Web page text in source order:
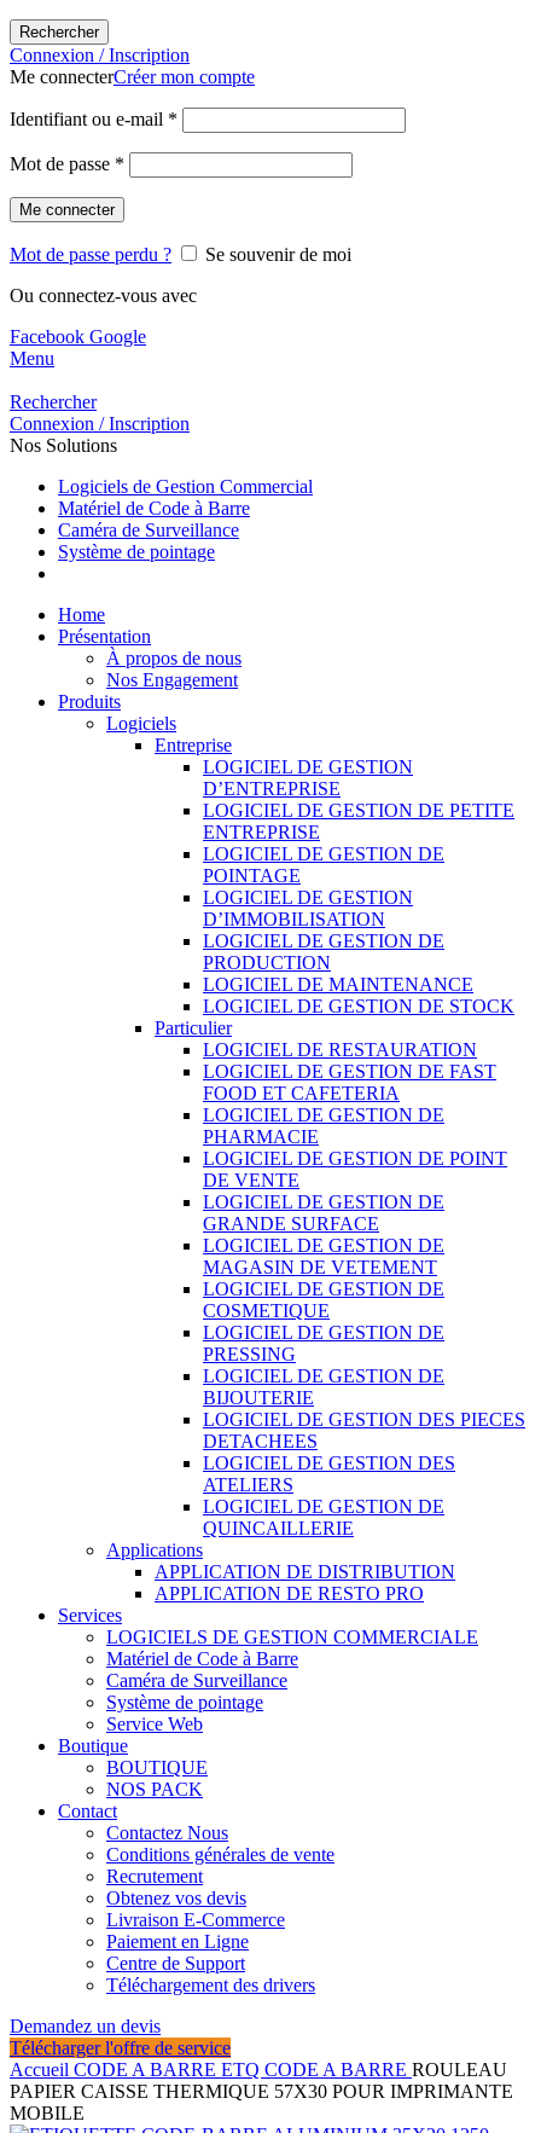
Rechercher
Connexion / Inscription
Me connecterCréer mon compte
Identifiant ou e-mail *
Mot de passe *
Me connecter
Mot de passe perdu ?
Se souvenir de moi
Ou connectez-vous avec
Facebook Google
Menu
Rechercher
Connexion / Inscription
Nos Solutions
Logiciels de Gestion Commercial
Matériel de Code à Barre
Caméra de Surveillance
Système de pointage
Home
Présentation
À propos de nous
Nos Engagement
Produits
Logiciels
Entreprise
LOGICIEL DE GESTION
D’ENTREPRISE
LOGICIEL DE GESTION DE PETITE
ENTREPRISE
LOGICIEL DE GESTION DE
POINTAGE
LOGICIEL DE GESTION
D’IMMOBILISATION
LOGICIEL DE GESTION DE
PRODUCTION
LOGICIEL DE MAINTENANCE
LOGICIEL DE GESTION DE STOCK
Particulier
LOGICIEL DE RESTAURATION
LOGICIEL DE GESTION DE FAST
FOOD ET CAFETERIA
LOGICIEL DE GESTION DE
PHARMACIE
LOGICIEL DE GESTION DE POINT
DE VENTE
LOGICIEL DE GESTION DE
GRANDE SURFACE
LOGICIEL DE GESTION DE
MAGASIN DE VETEMENT
LOGICIEL DE GESTION DE
COSMETIQUE
LOGICIEL DE GESTION DE
PRESSING
LOGICIEL DE GESTION DE
BIJOUTERIE
LOGICIEL DE GESTION DES PIECES
DETACHEES
LOGICIEL DE GESTION DES
ATELIERS
LOGICIEL DE GESTION DE
QUINCAILLERIE
Applications
APPLICATION DE DISTRIBUTION
APPLICATION DE RESTO PRO
Services
LOGICIELS DE GESTION COMMERCIALE
Matériel de Code à Barre
Caméra de Surveillance
Système de pointage
Service Web
Boutique
BOUTIQUE
NOS PACK
Contact
Contactez Nous
Conditions générales de vente
Recrutement
Obtenez vos devis
Livraison E-Commerce
Paiement en Ligne
Centre de Support
Téléchargement des drivers
Demandez un devis
Télécharger l'offre de service
Accueil CODE A BARRE ETQ CODE A BARRE ROULEAU
PAPIER CAISSE THERMIQUE 57X30 POUR IMPRIMANTE
MOBILE